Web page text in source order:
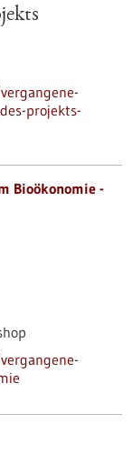
projekts-
Bioökonomie -